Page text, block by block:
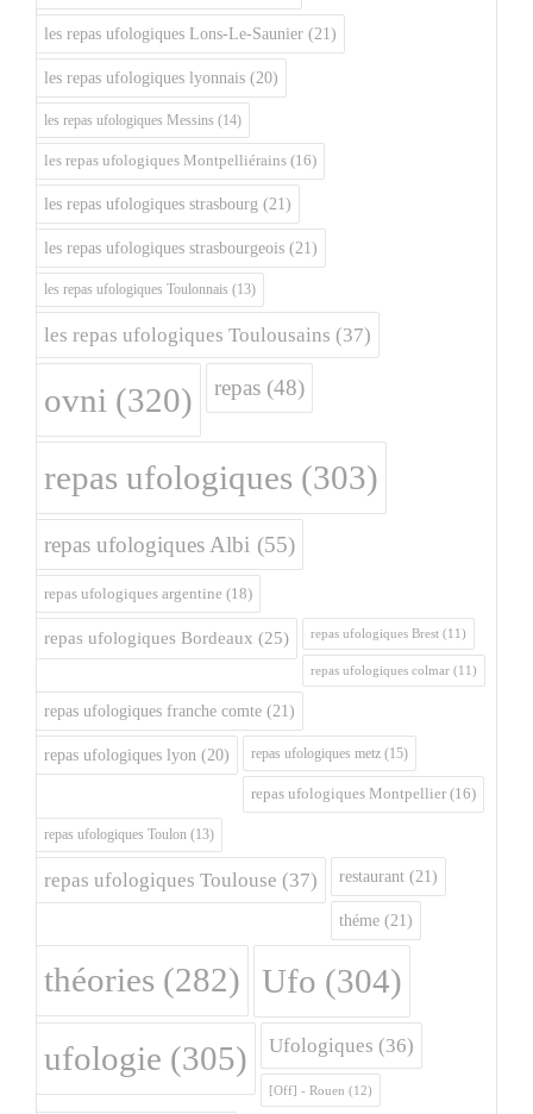
les repas ufologiques Lons-Le-Saunier (21)
les repas ufologiques lyonnais (20)
les repas ufologiques Messins (14)
les repas ufologiques Montpelliérains (16)
les repas ufologiques strasbourg (21)
les repas ufologiques strasbourgeois (21)
les repas ufologiques Toulonnais (13)
les repas ufologiques Toulousains (37)
ovni (320) repas (48)
repas ufologiques (303)
repas ufologiques Albi (55)
repas ufologiques argentine (18)
repas ufologiques Bordeaux (25) repas ufologiques Brest (11)
repas ufologiques colmar (11)
repas ufologiques franche comte (21)
repas ufologiques lyon (20) repas ufologiques metz (15)
repas ufologiques Montpellier (16)
repas ufologiques Toulon (13)
repas ufologiques Toulouse (37) restaurant (21)
théme (21)
théories (282) Ufo (304)
ufologie (305) Ufologiques (36)
[Off] - Rouen (12)